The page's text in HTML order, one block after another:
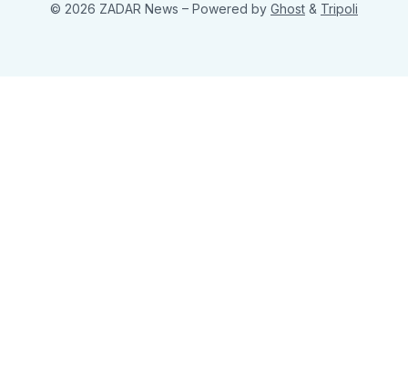
© 2026 ZADAR News – Powered by Ghost & Tripoli